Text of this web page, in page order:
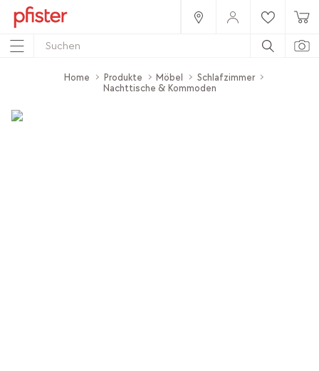
Home Produkte Möbel
Schlafzimmer
Nachttische & Kommoden